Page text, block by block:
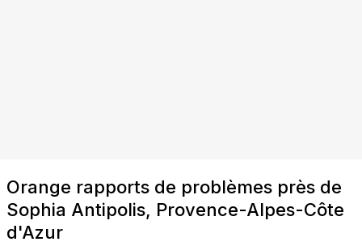
Orange rapports de problèmes près de
Sophia Antipolis, Provence-Alpes-Côte
d'Azur